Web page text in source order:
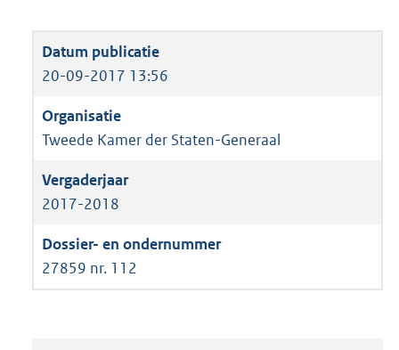
20-09-2017 13:56
Tweede Kamer der Staten-Generaal
2017-2018
27859 nr. 112